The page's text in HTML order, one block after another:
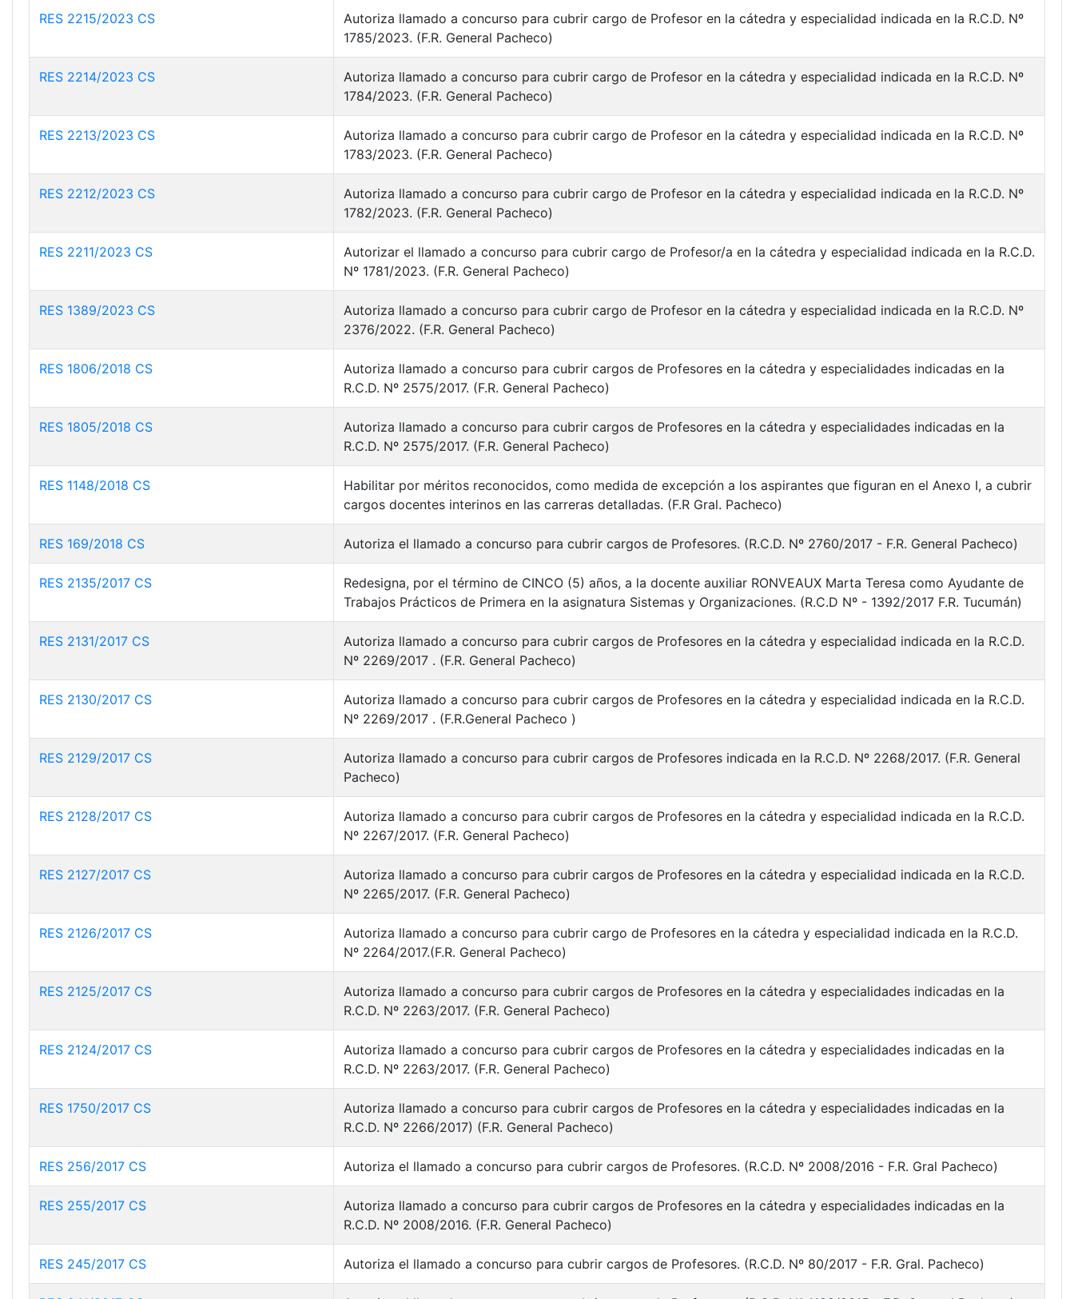
RES 2215/2023 CS
Autoriza llamado a concurso para cubrir cargo de Profesor en la cátedra y especialidad indicada en la R.C.D. Nº
1785/2023. (F.R. General Pacheco)
RES 2214/2023 CS
Autoriza llamado a concurso para cubrir cargo de Profesor en la cátedra y especialidad indicada en la R.C.D. Nº
1784/2023. (F.R. General Pacheco)
RES 2213/2023 CS
Autoriza llamado a concurso para cubrir cargo de Profesor en la cátedra y especialidad indicada en la R.C.D. Nº
1783/2023. (F.R. General Pacheco)
RES 2212/2023 CS
Autoriza llamado a concurso para cubrir cargo de Profesor en la cátedra y especialidad indicada en la R.C.D. Nº
1782/2023. (F.R. General Pacheco)
RES 2211/2023 CS
Autorizar el llamado a concurso para cubrir cargo de Profesor/a en la cátedra y especialidad indicada en la R.C.D.
Nº 1781/2023. (F.R. General Pacheco)
RES 1389/2023 CS
Autoriza llamado a concurso para cubrir cargo de Profesor en la cátedra y especialidad indicada en la R.C.D. Nº
2376/2022. (F.R. General Pacheco)
RES 1806/2018 CS
Autoriza llamado a concurso para cubrir cargos de Profesores en la cátedra y especialidades indicadas en la
R.C.D. Nº 2575/2017. (F.R. General Pacheco)
RES 1805/2018 CS
Autoriza llamado a concurso para cubrir cargos de Profesores en la cátedra y especialidades indicadas en la
R.C.D. Nº 2575/2017. (F.R. General Pacheco)
RES 1148/2018 CS
Habilitar por méritos reconocidos, como medida de excepción a los aspirantes que figuran en el Anexo I, a cubrir
cargos docentes interinos en las carreras detalladas. (F.R Gral. Pacheco)
RES 169/2018 CS Autoriza el llamado a concurso para cubrir cargos de Profesores. (R.C.D. Nº 2760/2017 - F.R. General Pacheco)
RES 2135/2017 CS
Redesigna, por el término de CINCO (5) años, a la docente auxiliar RONVEAUX Marta Teresa como Ayudante de
Trabajos Prácticos de Primera en la asignatura Sistemas y Organizaciones. (R.C.D Nº - 1392/2017 F.R. Tucumán)
RES 2131/2017 CS
Autoriza llamado a concurso para cubrir cargos de Profesores en la cátedra y especialidad indicada en la R.C.D.
Nº 2269/2017 . (F.R. General Pacheco)
RES 2130/2017 CS
Autoriza llamado a concurso para cubrir cargos de Profesores en la cátedra y especialidad indicada en la R.C.D.
Nº 2269/2017 . (F.R.General Pacheco )
RES 2129/2017 CS
Autoriza llamado a concurso para cubrir cargos de Profesores indicada en la R.C.D. Nº 2268/2017. (F.R. General
Pacheco)
RES 2128/2017 CS
Autoriza llamado a concurso para cubrir cargos de Profesores en la cátedra y especialidad indicada en la R.C.D.
Nº 2267/2017. (F.R. General Pacheco)
RES 2127/2017 CS
Autoriza llamado a concurso para cubrir cargos de Profesores en la cátedra y especialidad indicada en la R.C.D.
Nº 2265/2017. (F.R. General Pacheco)
RES 2126/2017 CS
Autoriza llamado a concurso para cubrir cargo de Profesores en la cátedra y especialidad indicada en la R.C.D.
Nº 2264/2017.(F.R. General Pacheco)
RES 2125/2017 CS
Autoriza llamado a concurso para cubrir cargos de Profesores en la cátedra y especialidades indicadas en la
R.C.D. Nº 2263/2017. (F.R. General Pacheco)
RES 2124/2017 CS
Autoriza llamado a concurso para cubrir cargos de Profesores en la cátedra y especialidades indicadas en la
R.C.D. Nº 2263/2017. (F.R. General Pacheco)
RES 1750/2017 CS
Autoriza llamado a concurso para cubrir cargos de Profesores en la cátedra y especialidades indicadas en la
R.C.D. Nº 2266/2017) (F.R. General Pacheco)
RES 256/2017 CS Autoriza el llamado a concurso para cubrir cargos de Profesores. (R.C.D. Nº 2008/2016 - F.R. Gral Pacheco)
RES 255/2017 CS
Autoriza llamado a concurso para cubrir cargos de Profesores en la cátedra y especialidades indicadas en la
R.C.D. Nº 2008/2016. (F.R. General Pacheco)
RES 245/2017 CS Autoriza el llamado a concurso para cubrir cargos de Profesores. (R.C.D. Nº 80/2017 - F.R. Gral. Pacheco)